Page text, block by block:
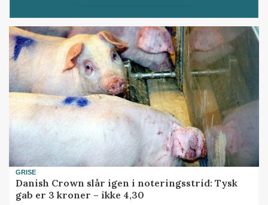
GRISE
Danish Crown slår igen i noteringsstrid: Tysk
gab er 3 kroner – ikke 4,30